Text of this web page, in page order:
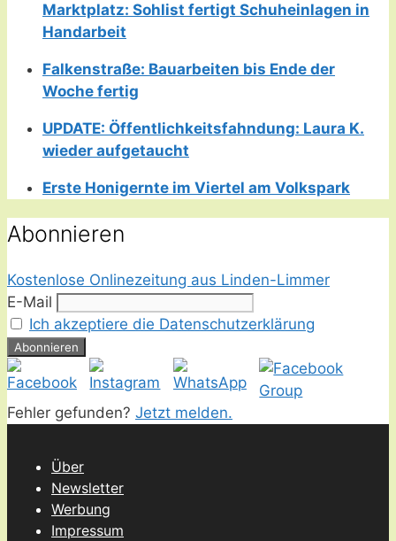
Marktplatz: Sohlist fertigt Schuheinlagen in
Handarbeit
Falkenstraße: Bauarbeiten bis Ende der
Woche fertig
UPDATE: Öffentlichkeitsfahndung: Laura K.
wieder aufgetaucht
Erste Honigernte im Viertel am Volkspark
Abonnieren
Kostenlose Onlinezeitung aus Linden-Limmer
E-Mail
Ich akzeptiere die Datenschutzerklärung
Fehler gefunden? Jetzt melden.
Über
Newsletter
Werbung
Impressum